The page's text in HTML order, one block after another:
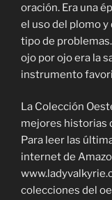
oración. Era una
el uso del plomo y
tipo de
ojo por ojo era la
instrumento
La Colección
mejores historias
Para leer las
internet de
colecciones del